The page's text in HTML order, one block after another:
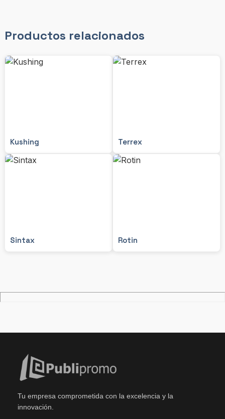
Productos relacionados
Kushing Terrex
Sintax Rotin
Tu empresa comprometida con la excelencia y la
innovación.